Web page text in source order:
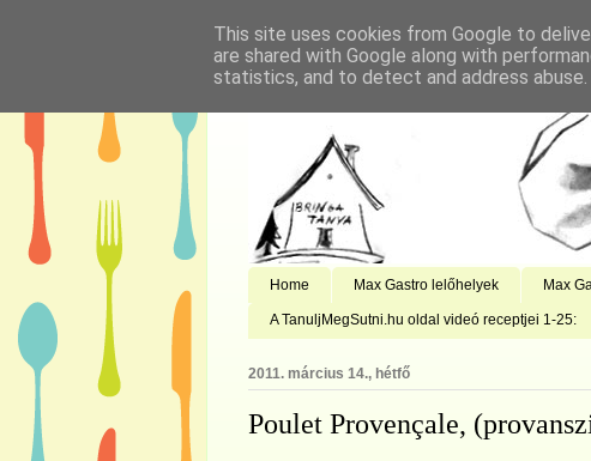
Home Max Gastro lelőhelyek Max
A TanuljMegSutni.hu oldal videó receptjei 1-25:
2011. március 14., hétfő
Poulet Provençale,
This site uses cookies from Google to
are shared with Google along with
statistics, and to detect and address abuse.